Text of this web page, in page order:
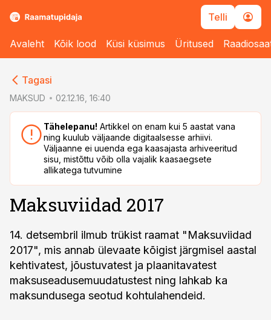
Telli
Avaleht Kõik lood Küsi küsimus Üritused
Tagasi
MAKSUD 02.12.16, 16:40
Tähelepanu! Artikkel on enam kui 5 aastat vana
ning kuulub väljaande digitaalsesse arhiivi.
Väljaanne ei uuenda ega kaasajasta arhiveeritud
sisu, mistõttu võib olla vajalik kaasaegsete
allikatega tutvumine
Maksuviidad 2017
14. detsembril ilmub trükist raamat "Maksuviidad
2017", mis annab ülevaate kõigist järgmisel aastal
kehtivatest, jõustuvatest ja plaanitavatest
maksuseadusemuudatustest ning lahkab ka
maksundusega seotud kohtulahendeid.